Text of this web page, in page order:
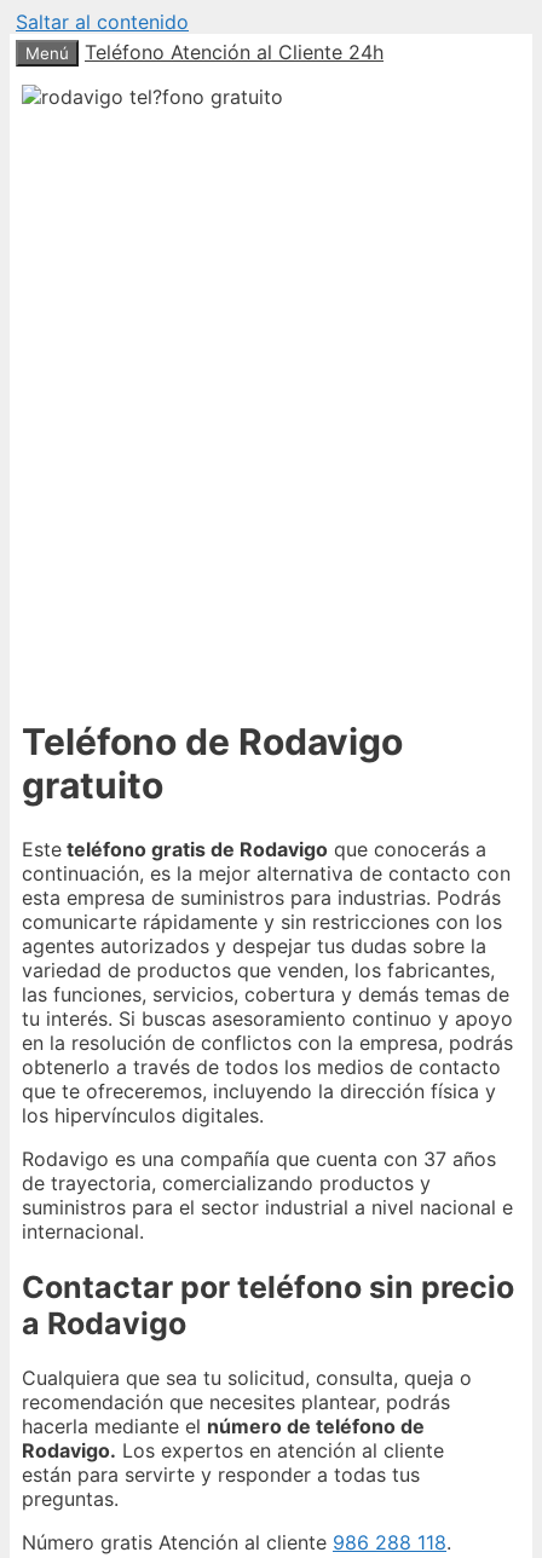
Saltar al contenido
Menú Teléfono Atención al Cliente 24h
Teléfono de Rodavigo
gratuito
Este teléfono gratis de Rodavigo que conocerás a
continuación, es la mejor alternativa de contacto con
esta empresa de suministros para industrias. Podrás
comunicarte rápidamente y sin restricciones con los
agentes autorizados y despejar tus dudas sobre la
variedad de productos que venden, los fabricantes,
las funciones, servicios, cobertura y demás temas de
tu interés. Si buscas asesoramiento continuo y apoyo
en la resolución de conflictos con la empresa, podrás
obtenerlo a través de todos los medios de contacto
que te ofreceremos, incluyendo la dirección física y
los hipervínculos digitales.
Rodavigo es una compañía que cuenta con 37 años
de trayectoria, comercializando productos y
suministros para el sector industrial a nivel nacional e
internacional.
Contactar por teléfono sin precio
a Rodavigo
Cualquiera que sea tu solicitud, consulta, queja o
recomendación que necesites plantear, podrás
hacerla mediante el número de teléfono de
Rodavigo. Los expertos en atención al cliente
están para servirte y responder a todas tus
preguntas.
Número gratis Atención al cliente 986 288 118.